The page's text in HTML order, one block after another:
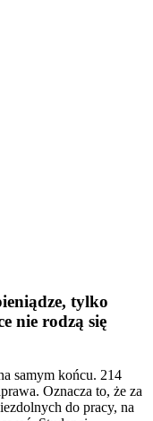
tylko
nie rodzą się
samym końcu. 214
Oznacza to, że za
do pracy, na